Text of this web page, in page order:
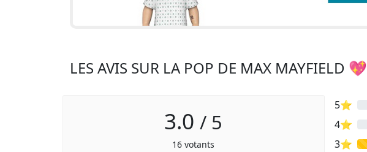
LES AVIS SUR LA POP DE MAX MAYFIELD 💖
3.0 / 5
16 votants
5⭐
4⭐
3⭐